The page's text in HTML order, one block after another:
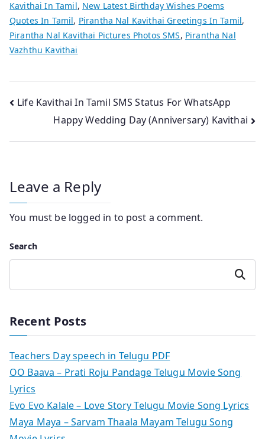
Kavithai In Tamil, New Latest Birthday Wishes Poems
Quotes In Tamil, Pirantha Nal Kavithai Greetings In Tamil,
Pirantha Nal Kavithai Pictures Photos SMS, Pirantha Nal
Vazhthu Kavithai
Post
navigation
Life Kavithai In Tamil SMS Status For WhatsApp
Happy Wedding Day (Anniversary) Kavithai
Leave a Reply
You must be logged in to post a comment.
Search
Search
Recent Posts
Teachers Day speech in Telugu PDF
OO Baava – Prati Roju Pandage Telugu Movie Song
Lyrics
Evo Evo Kalale – Love Story Telugu Movie Song Lyrics
Maya Maya – Sarvam Thaala Mayam Telugu Song